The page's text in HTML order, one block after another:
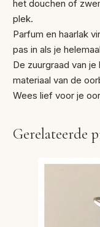
het douchen of
plek.
Parfum en haarlak
pas in als je
De zuurgraad van
materiaal van de
Wees lief voor je
Gerelateerde